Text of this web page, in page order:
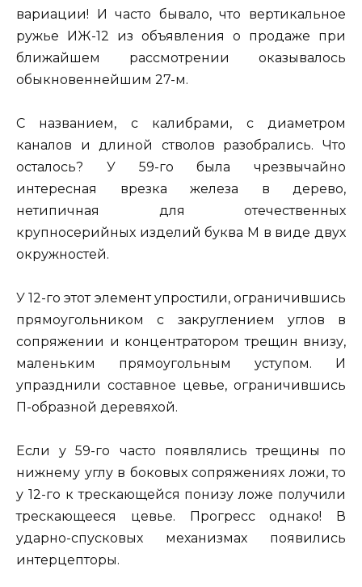
вариации! И часто бывало, что вертикальное
ружье ИЖ-12 из объявления о продаже при
ближайшем рассмотрении оказывалось
обыкновеннейшим 27-м.
С названием, с калибрами, с диаметром
каналов и длиной стволов разобрались. Что
осталось? У 59-го была чрезвычайно
интересная врезка железа в дерево,
нетипичная для отечественных
крупносерийных изделий буква М в виде двух
окружностей.
У 12-го этот элемент упростили, ограничившись
прямоугольником с закруглением углов в
сопряжении и концентратором трещин внизу,
маленьким прямоугольным уступом. И
упразднили составное цевье, ограничившись
П-образной деревяхой.
Если у 59-го часто появлялись трещины по
нижнему углу в боковых сопряжениях ложи, то
у 12-го к трескающейся понизу ложе получили
трескающееся цевье. Прогресс однако! В
ударно-спусковых механизмах появились
интерцепторы.